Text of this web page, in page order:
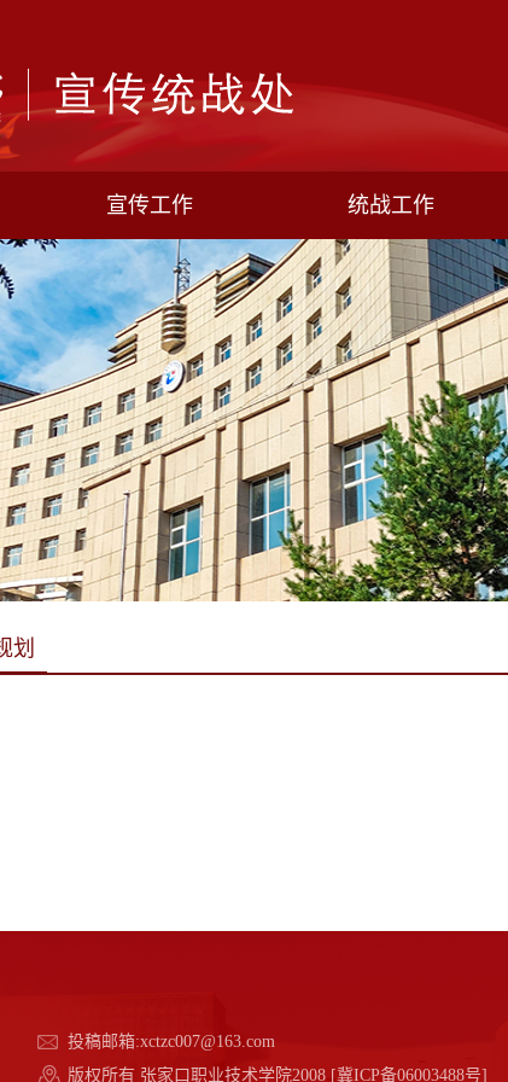
宣传工作 统战工作
划
投稿邮箱:xctzc007@163.com
版权所有 张家口职业技术学院2008 [冀ICP备06003488号]